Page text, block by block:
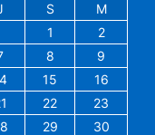
S
M
1
2
8
9
15
16
22
23
29
30